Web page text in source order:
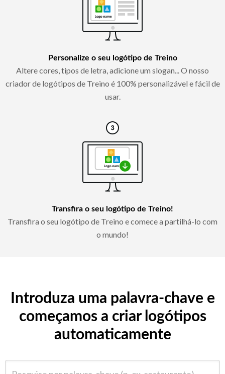
Personalize o seu logótipo de Treino
Altere cores, tipos de letra, adicione um slogan... O nosso
criador de logótipos de Treino é 100% personalizável e fácil de
usar.
Transfira o seu logótipo de Treino!
Transfira o seu logótipo de Treino e comece a partilhá-lo com
o mundo!
Introduza uma palavra-chave e
começamos a criar logótipos
automaticamente